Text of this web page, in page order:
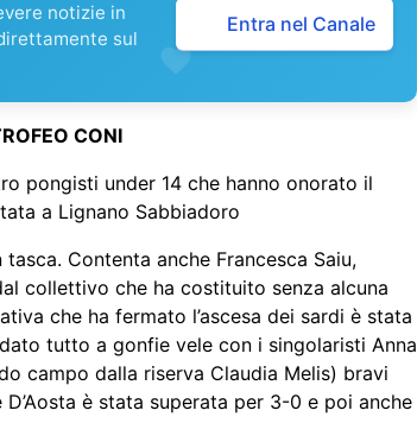
notizie in
sul
Entra nel Canale
CONI
pongisti under 14 che hanno onorato il
a Lignano Sabbiadoro
Contenta anche Francesca Saiu,
collettivo che ha costituito senza alcuna
che ha fermato l’ascesa dei sardi è stata
tutto a gonfie vele con i singolaristi Anna
campo dalla riserva Claudia Melis) bravi
è stata superata per 3-0 e poi anche